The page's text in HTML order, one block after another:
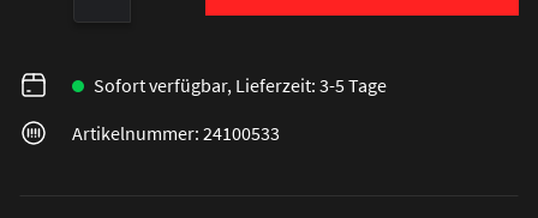
Sofort verfügbar, Lieferzeit: 3-5 Tage
Artikelnummer: 24100533